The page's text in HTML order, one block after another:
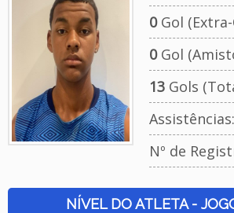
0Gol
0Gol
13Gols
Assistências:
Nº de
NÍVEL DO ATLETA -